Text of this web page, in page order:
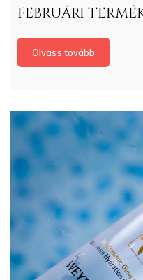
FEBRUÁRI
Olvass tovább